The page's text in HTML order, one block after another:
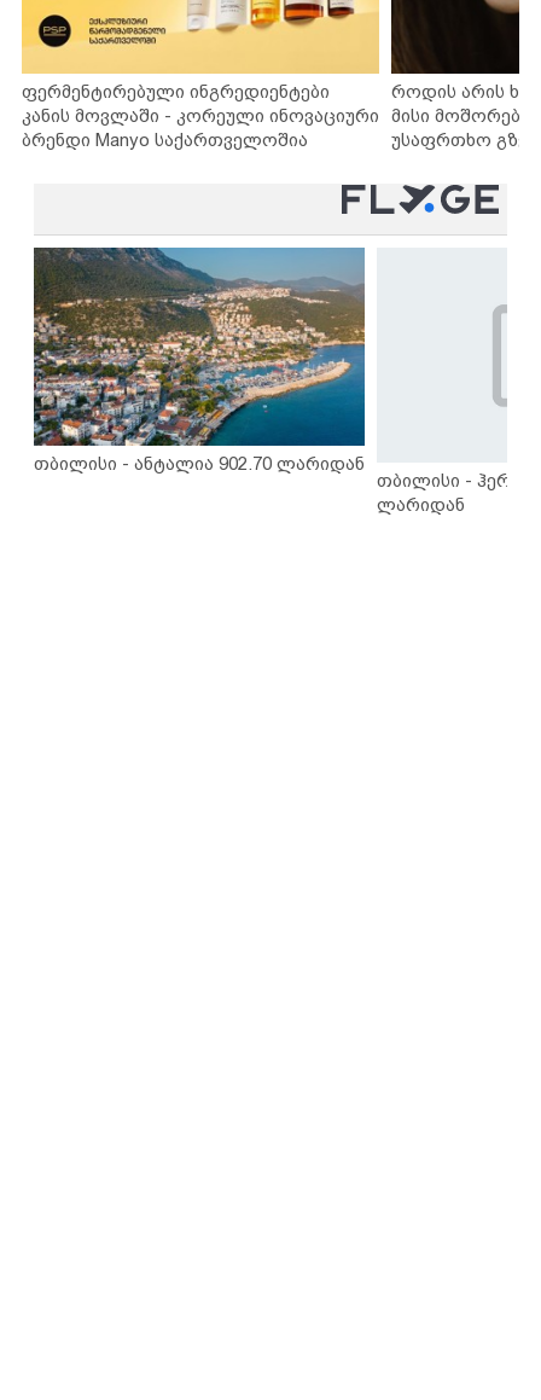
ფერმენტირებული ინგრედიენტები
კანის მოვლაში - კორეული ინოვაციური
ბრენდი Manyo საქართველოშია
როდის არის
მისი
უსაფრთხო
თბილისი - ანტალია 902.70 ლარიდან
თბილისი -
ლარიდან